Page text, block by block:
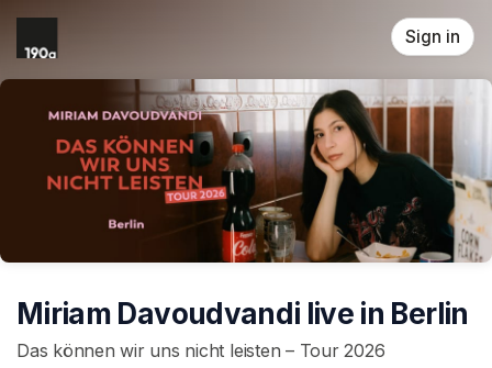
Skip header
Sign in
Miriam Davoudvandi live in Berlin
Das können wir uns nicht leisten – Tour 2026